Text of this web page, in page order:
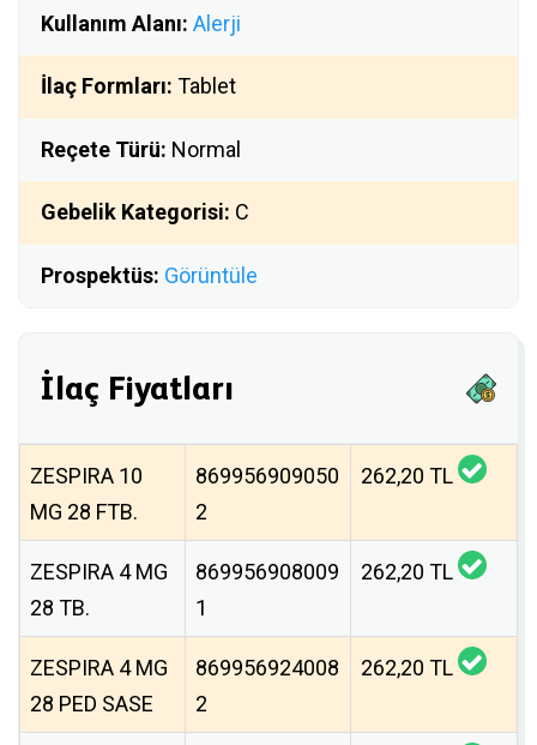
Kullanım Alanı: Alerji
İlaç Formları: Tablet
Reçete Türü: Normal
Gebelik Kategorisi: C
Prospektüs: Görüntüle
İlaç Fiyatları
ZESPIRA 10
MG 28 FTB.
869956909050
2
262,20 TL
ZESPIRA 4 MG
28 TB.
869956908009
1
262,20 TL
ZESPIRA 4 MG
28 PED SASE
869956924008
2
262,20 TL